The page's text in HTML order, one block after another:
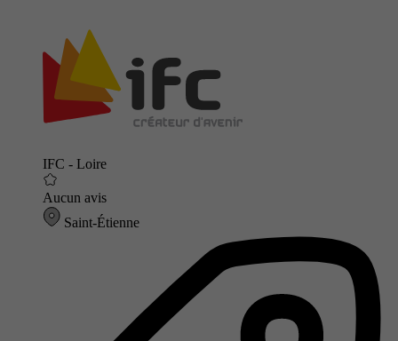
IFC - Loire
Aucun avis
Saint-Étienne